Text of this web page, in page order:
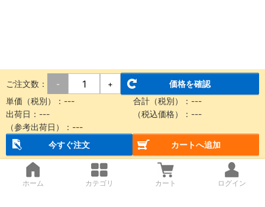
ご注文数： - +
価格を確認
単価（税別）： --- 合計（税別）： ---
出荷日： --- （税込価格）： ---
（参考出荷日）： ---
今すぐ注文
カートへ追加
ホーム カテゴリ カート ログイン